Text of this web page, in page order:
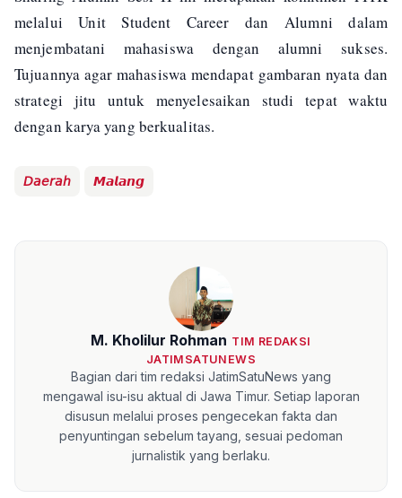
melalui Unit Student Career dan Alumni dalam
menjembatani mahasiswa dengan alumni sukses.
Tujuannya agar mahasiswa mendapat gambaran nyata dan
strategi jitu untuk menyelesaikan studi tepat waktu
dengan karya yang berkualitas.
𝘋𝘢𝘦𝘳𝘢𝘩 𝙈𝙖𝙡𝙖𝙣𝙜
M. Kholilur Rohman TIM REDAKSI
JATIMSATUNEWS
Bagian dari tim redaksi JatimSatuNews yang
mengawal isu-isu aktual di Jawa Timur. Setiap laporan
disusun melalui proses pengecekan fakta dan
penyuntingan sebelum tayang, sesuai pedoman
jurnalistik yang berlaku.